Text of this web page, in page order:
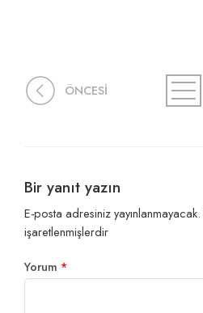
ÖNCESİ
Bir yanıt yazın
E-posta adresiniz yayınlanmayacak.
işaretlenmişlerdir
Yorum *